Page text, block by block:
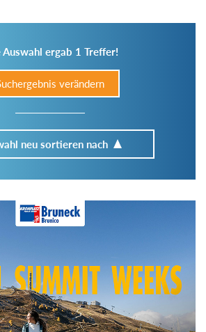
Auswahl ergab 1 Treffer!
verändern
neu sortieren nach
suchen